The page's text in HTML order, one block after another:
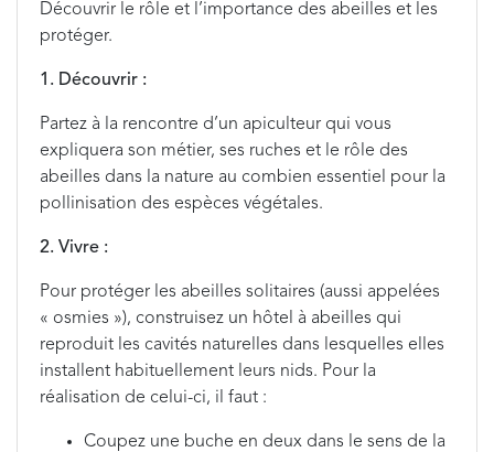
Découvrir le rôle et l’importance des abeilles et les
protéger.
1. Découvrir :
Partez à la rencontre d’un apiculteur qui vous
expliquera son métier, ses ruches et le rôle des
abeilles dans la nature au combien essentiel pour la
pollinisation des espèces végétales.
2. Vivre :
Pour protéger les abeilles solitaires (aussi appelées
« osmies »), construisez un hôtel à abeilles qui
reproduit les cavités naturelles dans lesquelles elles
installent habituellement leurs nids. Pour la
réalisation de celui-ci, il faut :
Coupez une buche en deux dans le sens de la